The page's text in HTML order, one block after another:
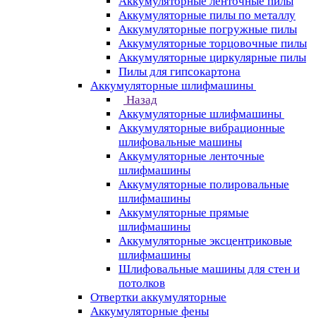
Аккумуляторные пилы по металлу
Аккумуляторные погружные пилы
Аккумуляторные торцовочные пилы
Аккумуляторные циркулярные пилы
Пилы для гипсокартона
Аккумуляторные шлифмашины
Назад
Аккумуляторные шлифмашины
Аккумуляторные вибрационные
шлифовальные машины
Аккумуляторные ленточные
шлифмашины
Аккумуляторные полировальные
шлифмашины
Аккумуляторные прямые
шлифмашины
Аккумуляторные эксцентриковые
шлифмашины
Шлифовальные машины для стен и
потолков
Отвертки аккумуляторные
Аккумуляторные фены